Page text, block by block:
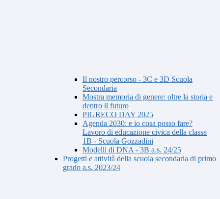
Il nostro percorso - 3C e 3D Scuola
Secondaria
Mostra memoria di genere: oltre la storia e
dentro il futuro
PIGRECO DAY 2025
Agenda 2030: e io cosa posso fare?
Lavoro di educazione civica della classe
1B - Scuola Gozzadini
Modelli di DNA - 3B a.s. 24/25
Progetti e attività della scuola secondaria di primo
grado a.s. 2023/24